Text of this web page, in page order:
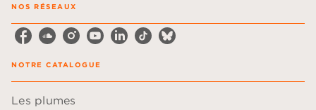
NOS RÉSEAUX
NOTRE CATALOGUE
Les plumes